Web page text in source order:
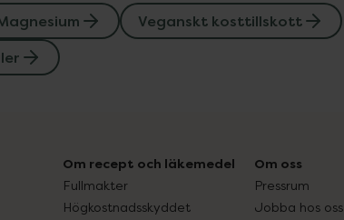
Veganskt kosttillskott
Om recept och läkemedel
Fullmakter
Högkostnadsskyddet
Om oss
Pressrum
Jobba hos oss